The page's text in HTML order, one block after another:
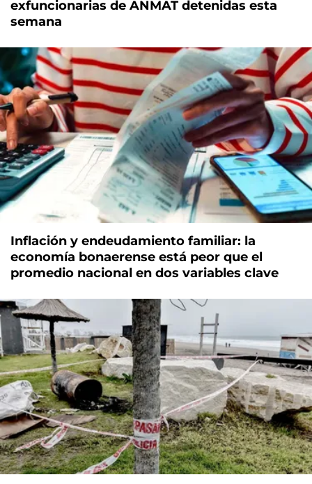
exfuncionarias de ANMAT detenidas esta
semana
Inflación y endeudamiento familiar: la
economía bonaerense está peor que el
promedio nacional en dos variables clave